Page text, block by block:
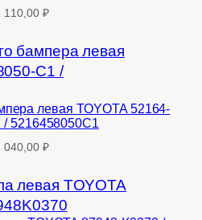
110,00 ₽
левая TOYOTA 52164-
/ 5216458050C1
040,00 ₽